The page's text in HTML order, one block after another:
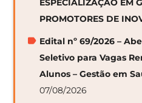
PROMOTORES DE
Edital nº 69/2026 –
Seletivo para Vagas
Alunos – Gestão em
07/08/2026